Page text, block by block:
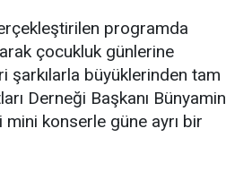
programda
çocukluk günlerine
büyüklerinden tam
Derneği Başkanı Bünyamin
konserle güne ayrı bir